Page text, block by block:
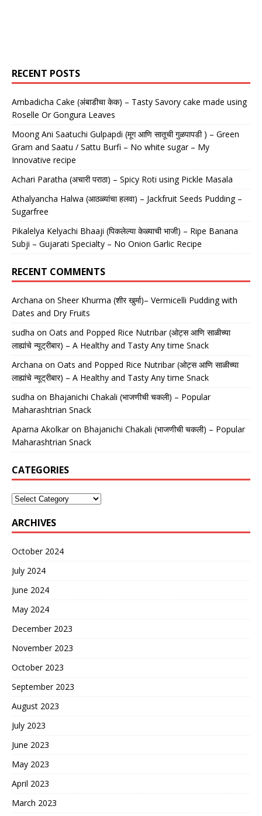
RECENT POSTS
Ambadicha Cake (अंबाडीचा केक) – Tasty Savory cake made using
Roselle Or Gongura Leaves
Moong Ani Saatuchi Gulpapdi (मूग आणि सातूची गुळपापडी ) – Green
Gram and Saatu / Sattu Burfi – No white sugar – My
Innovative recipe
Achari Paratha (अचारी पराठा) – Spicy Roti using Pickle Masala
Athalyancha Halwa (आठळ्यांचा हलवा) – Jackfruit Seeds Pudding –
Sugarfree
Pikalelya Kelyachi Bhaaji (पिकलेल्या केळ्याची भाजी) – Ripe Banana
Subji – Gujarati Specialty – No Onion Garlic Recipe
RECENT COMMENTS
Archana on Sheer Khurma (शीर खुर्मा)– Vermicelli Pudding with
Dates and Dry Fruits
sudha on Oats and Popped Rice Nutribar (ओट्स आणि साळीच्या
लाह्यांचे न्यूट्रीबार) – A Healthy and Tasty Any time Snack
Archana on Oats and Popped Rice Nutribar (ओट्स आणि साळीच्या
लाह्यांचे न्यूट्रीबार) – A Healthy and Tasty Any time Snack
sudha on Bhajanichi Chakali (भाजणीची चकली) – Popular
Maharashtrian Snack
Aparna Akolkaron Bhajanichi Chakali (भाजणीची चकली) – Popular
Maharashtrian Snack
CATEGORIES
ARCHIVES
October 2024
July 2024
June 2024
May 2024
December 2023
November 2023
October 2023
September 2023
August 2023
July 2023
June 2023
May 2023
April 2023
March 2023